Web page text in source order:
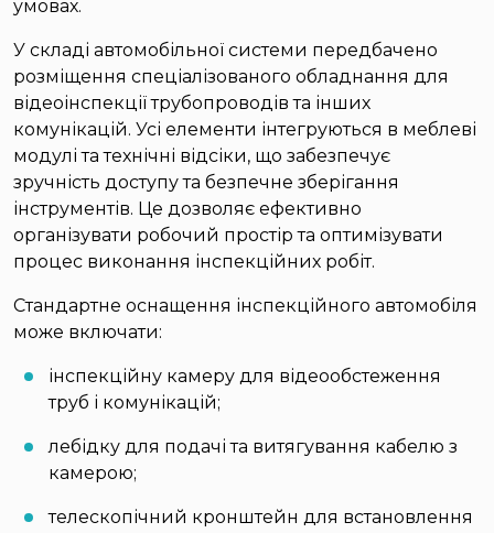
умовах.
У складі автомобільної системи передбачено
розміщення спеціалізованого обладнання для
відеоінспекції трубопроводів та інших
комунікацій. Усі елементи інтегруються в меблеві
модулі та технічні відсіки, що забезпечує
зручність доступу та безпечне зберігання
інструментів. Це дозволяє ефективно
організувати робочий простір та оптимізувати
процес виконання інспекційних робіт.
Стандартне оснащення інспекційного автомобіля
може включати:
інспекційну камеру для відеообстеження
труб і комунікацій;
лебідку для подачі та витягування кабелю з
камерою;
телескопічний кронштейн для встановлення